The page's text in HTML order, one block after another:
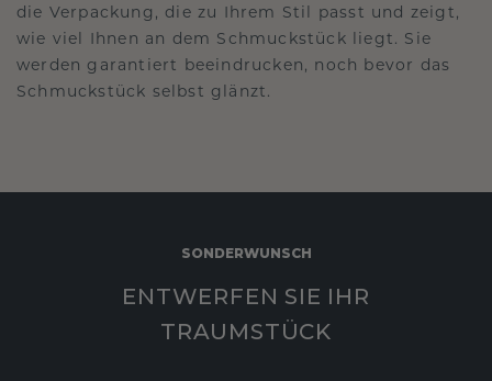
die Verpackung, die zu Ihrem Stil passt und zeigt,
wie viel Ihnen an dem Schmuckstück liegt. Sie
werden garantiert beeindrucken, noch bevor das
Schmuckstück selbst glänzt.
SONDERWUNSCH
ENTWERFEN SIE IHR
TRAUMSTÜCK